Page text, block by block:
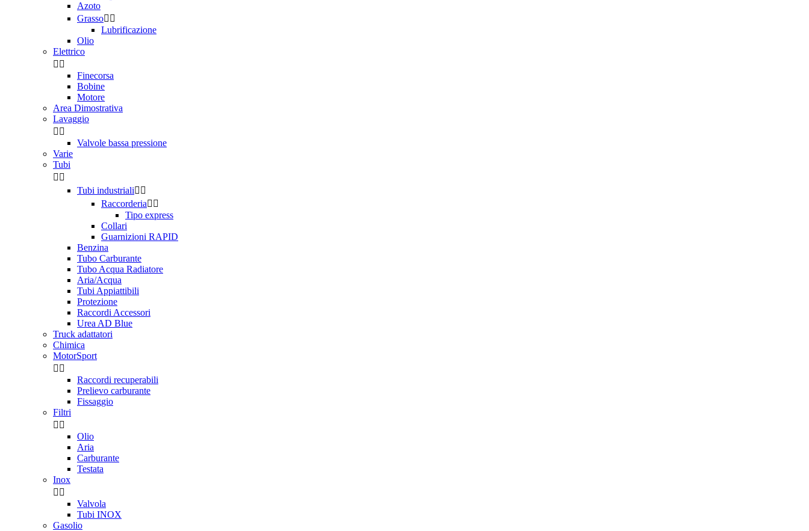
Azoto
Grasso 
Lubrificazione
Olio
Elettrico
 
Finecorsa
Bobine
Motore
Area Dimostrativa
Lavaggio
 
Valvole bassa pressione
Varie
Tubi
 
Tubi industriali 
Raccorderia 
Tipo express
Collari
Guarnizioni RAPID
Benzina
Tubo Carburante
Tubo Acqua Radiatore
Aria/Acqua
Tubi Appiattibili
Protezione
Raccordi Accessori
Urea AD Blue
Truck adattatori
Chimica
MotorSport
 
Raccordi recuperabili
Prelievo carburante
Fissaggio
Filtri
 
Olio
Aria
Carburante
Testata
Inox
 
Valvola
Tubi INOX
Gasolio